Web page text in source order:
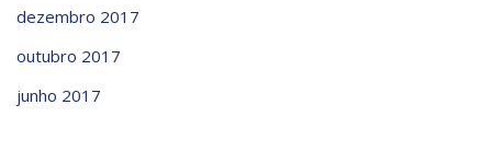
dezembro 2017
outubro 2017
junho 2017